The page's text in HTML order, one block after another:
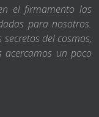
el firmamento las
para nosotros.
del cosmos,
acercamos un poco